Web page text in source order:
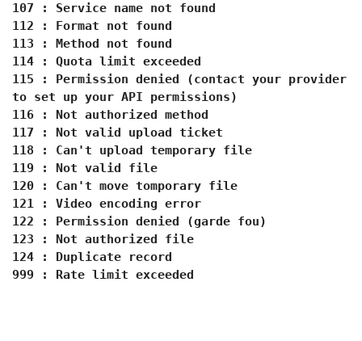
107 : Service name not found
112 : Format not found
113 : Method not found
114 : Quota limit exceeded
115 : Permission denied (contact your provider
to set up your API permissions)
116 : Not authorized method
117 : Not valid upload ticket
118 : Can't upload temporary file
119 : Not valid file
120 : Can't move tomporary file
121 : Video encoding error
122 : Permission denied (garde fou)
123 : Not authorized file
124 : Duplicate record
999 : Rate limit exceeded